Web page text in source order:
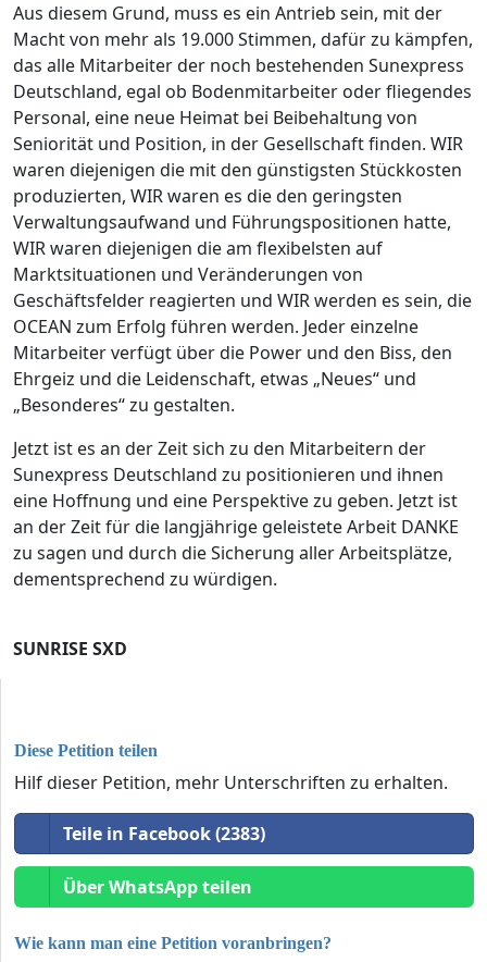
Aus diesem Grund, muss es ein Antrieb sein, mit der
Macht von mehr als 19.000 Stimmen, dafür zu kämpfen,
das alle Mitarbeiter der noch bestehenden Sunexpress
Deutschland, egal ob Bodenmitarbeiter oder fliegendes
Personal, eine neue Heimat bei Beibehaltung von
Seniorität und Position, in der Gesellschaft finden. WIR
waren diejenigen die mit den günstigsten Stückkosten
produzierten, WIR waren es die den geringsten
Verwaltungsaufwand und Führungspositionen hatte,
WIR waren diejenigen die am flexibelsten auf
Marktsituationen und Veränderungen von
Geschäftsfelder reagierten und WIR werden es sein, die
OCEAN zum Erfolg führen werden. Jeder einzelne
Mitarbeiter verfügt über die Power und den Biss, den
Ehrgeiz und die Leidenschaft, etwas „Neues“ und
„Besonderes“ zu gestalten.
Jetzt ist es an der Zeit sich zu den Mitarbeitern der
Sunexpress Deutschland zu positionieren und ihnen
eine Hoffnung und eine Perspektive zu geben. Jetzt ist
an der Zeit für die langjährige geleistete Arbeit DANKE
zu sagen und durch die Sicherung aller Arbeitsplätze,
dementsprechend zu würdigen.
SUNRISE SXD
Diese Petition teilen
Hilf dieser Petition, mehr Unterschriften zu erhalten.
Teile in Facebook (2383)
Über WhatsApp teilen
Wie kann man eine Petition voranbringen?